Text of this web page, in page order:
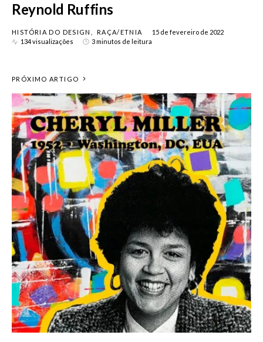
Reynold Ruffins
HISTÓRIA DO DESIGN RAÇA/ETNIA
15 de fevereiro de 2022
134 visualizações
3 minutos de leitura
PRÓXIMO ARTIGO